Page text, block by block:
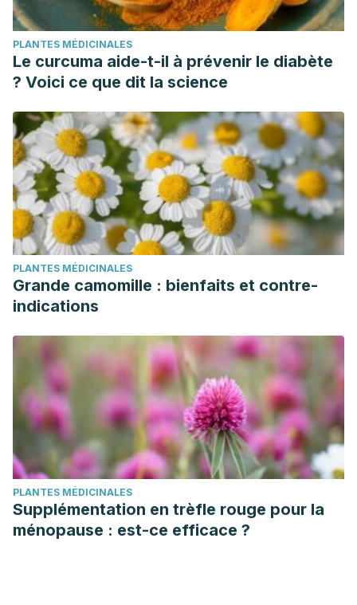
PLANTES MÉDICINALES
Le curcuma aide-t-il à prévenir le diabète
? Voici ce que dit la science
PLANTES MÉDICINALES
Grande camomille : bienfaits et contre-
indications
PLANTES MÉDICINALES
Supplémentation en trèfle rouge pour la
ménopause : est-ce efficace ?